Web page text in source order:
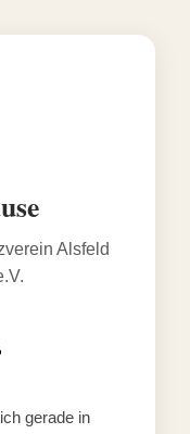
Alsfeld
gerade in